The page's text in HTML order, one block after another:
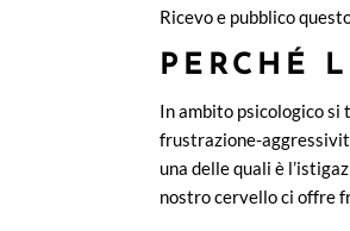
Ricevo e pubblico
PERCHÉ
In ambito psicologico si
frustrazione-
una delle quali è
nostro cervello ci offre